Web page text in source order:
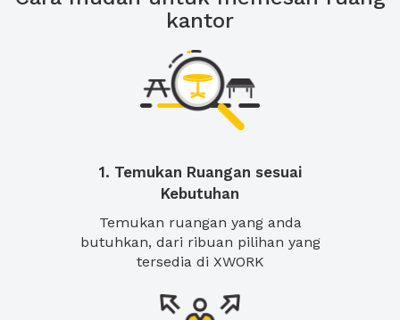
kantor
1. Temukan Ruangan sesuai
Kebutuhan
Temukan ruangan yang anda
butuhkan, dari ribuan pilihan yang
tersedia di XWORK